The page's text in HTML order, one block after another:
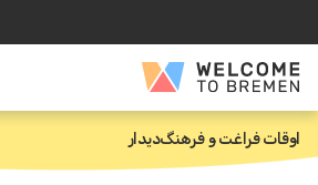
محتوا
Welcome
Bremen
خ
ا
اوقات فراغت و فرهنگدیدار